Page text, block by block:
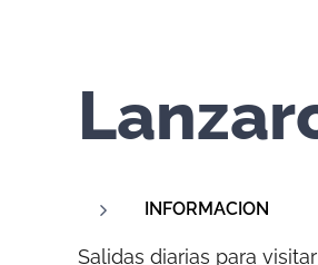
INFORMACION
Salidas diarias para